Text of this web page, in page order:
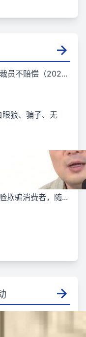
员不赔偿（202...
眼狼、骗子、无
欺骗消费者，随...